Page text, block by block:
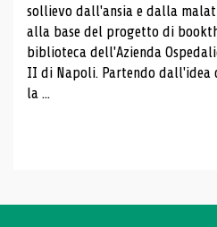
sollievo dall'ansia e dalla
alla base del progetto di
biblioteca dell'Azienda
II di Napoli. Partendo dall'idea
la ...